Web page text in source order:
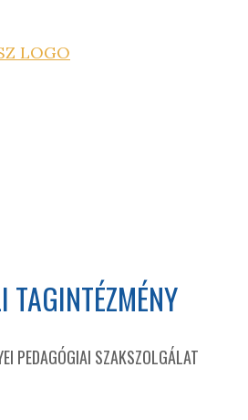
TAGINTÉZMÉNY
PEDAGÓGIAI SZAKSZOLGÁLAT